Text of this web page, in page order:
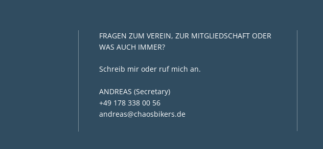
FRAGEN ZUM VEREIN, ZUR MITGLIEDSCHAFT ODER
WAS AUCH IMMER?
Schreib mir oder ruf mich an.
ANDREAS (Secretary)
+49 178 338 00 56
andreas@chaosbikers.de